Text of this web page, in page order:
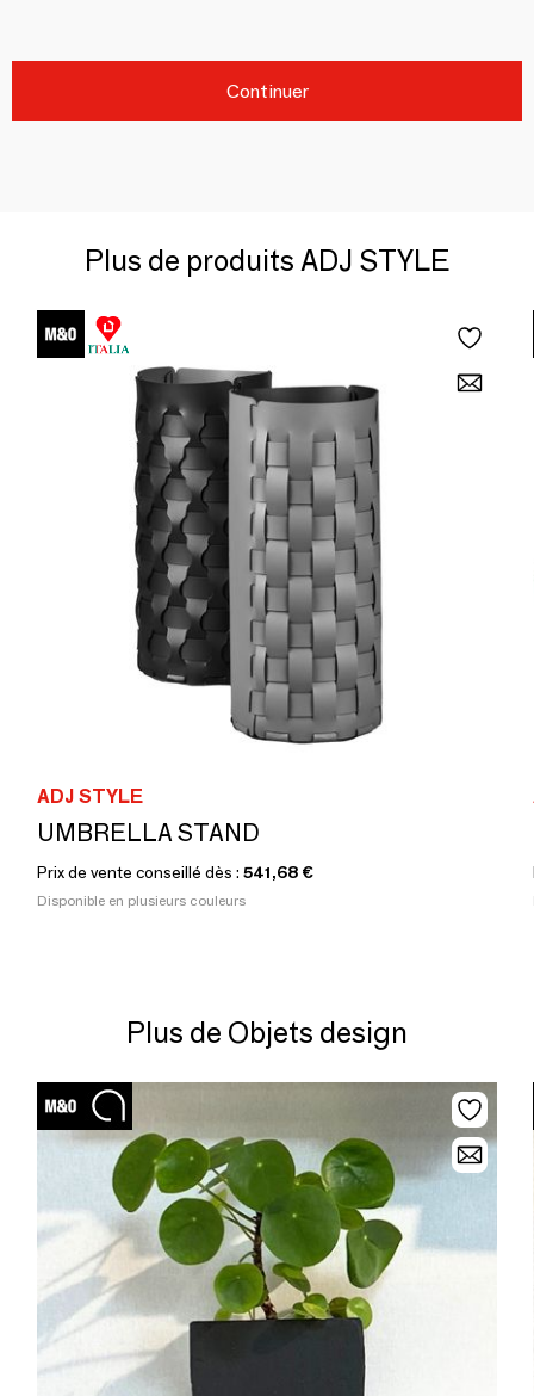
Continuer
Plus de produits ADJ STYLE
ADJ STYLE
UMBRELLA STAND
Prix de vente conseillé dès : 541,68 €
Disponible en plusieurs couleurs
Plus de Objets design